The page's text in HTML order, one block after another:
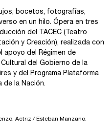
bocetos, fotografías,
en un hilo. Ópera en tres
del TACEC (Teatro
y Creación), realizada con
apoyo del Régimen de
del Gobierno de la
y del Programa Plataforma
de la Nación.
Actriz / Esteban Manzano.